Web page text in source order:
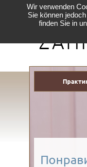
Wir verwenden
Sie können
finden Sie in